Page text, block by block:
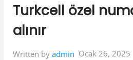
Turkcell özel
alınır
Written by admin Ocak 26, 2025